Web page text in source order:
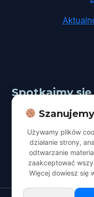
Spotkajmy się
Adres: Łódź, ul.
Nabożeństwo:
Używamy plików
działanie strony,
odtwarzanie
zaakceptować
Więcej dowiesz się